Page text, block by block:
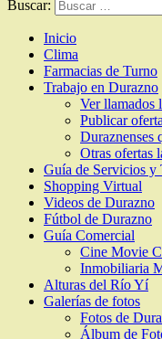
Buscar:
Inicio
Clima
Farmacias de Turno
Trabajo en Durazno
Ver llamados
Publicar
Duraznenses
Otras ofertas
Guía de Servicios y
Shopping Virtual
Videos de Durazno
Fútbol de Durazno
Guía Comercial
Cine Movie
Inmobiliaria
Alturas del Río Yí
Galerías de fotos
Fotos de
Álbum de